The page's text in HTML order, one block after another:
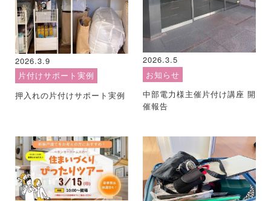
2026.3.9
片付けサポート実例
押入れの片付けサポート実例
2026.3.5
お知らせ
中部電力様主催片付け講座 開
催報告